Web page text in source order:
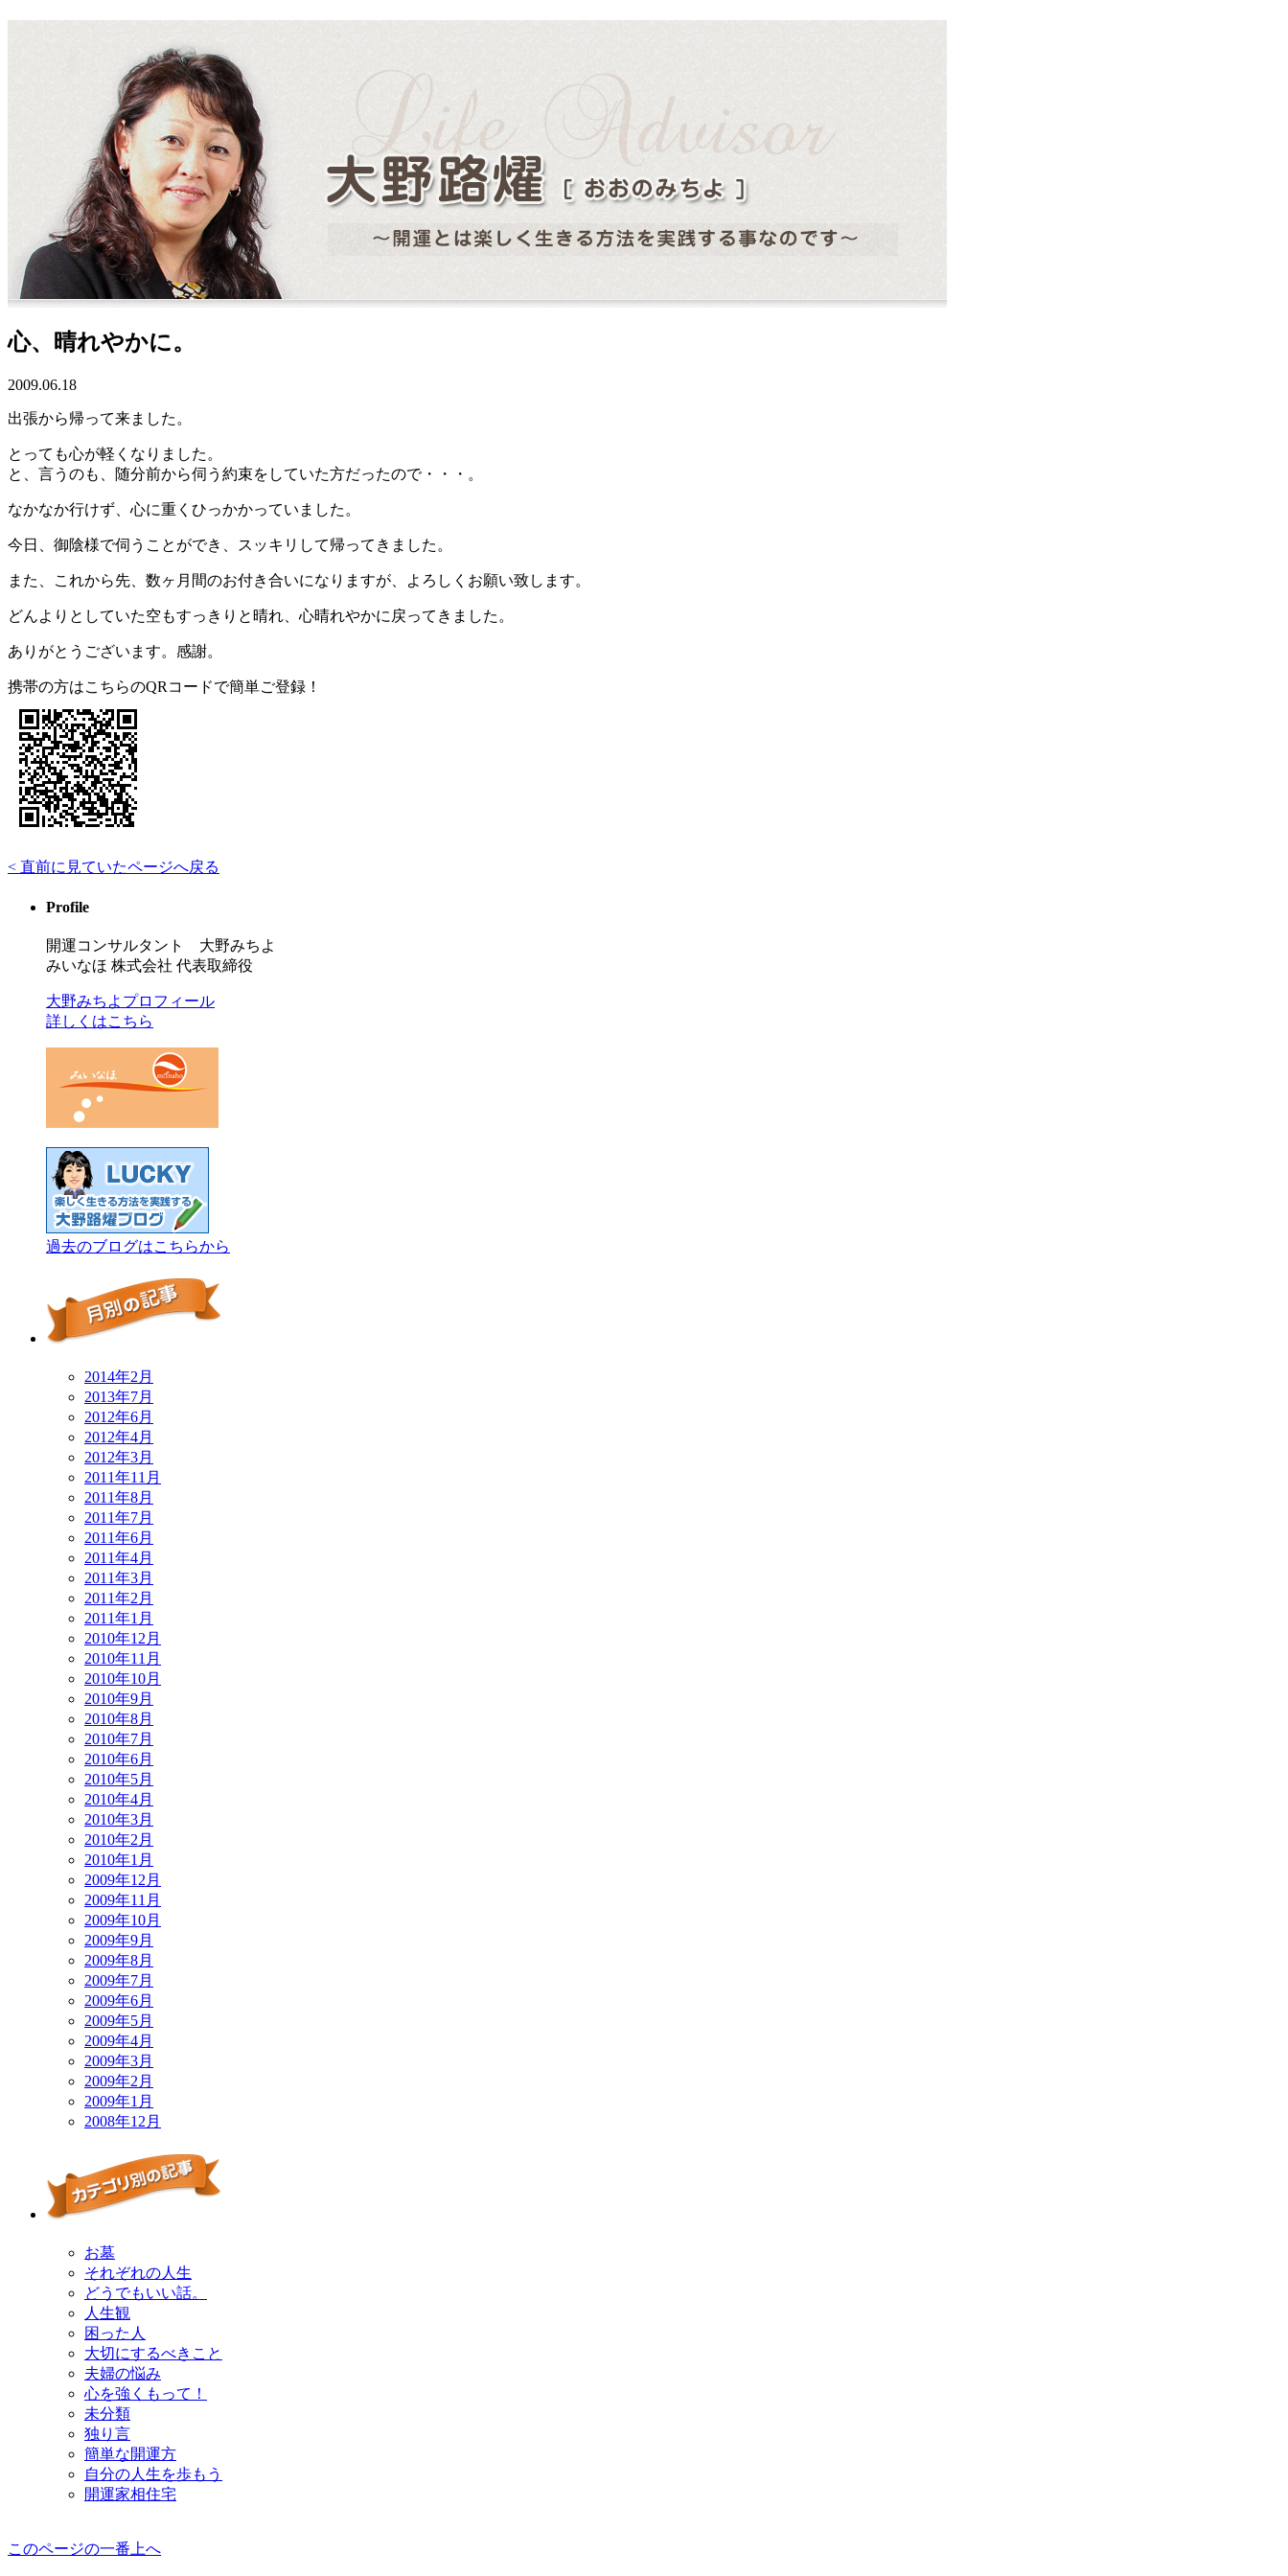
心、晴れやかに。
2009.06.18
出張から帰って来ました。
とっても心が軽くなりました。
と、言うのも、随分前から伺う約束をしていた方だったので・・・。
なかなか行けず、心に重くひっかかっていました。
今日、御陰様で伺うことができ、スッキリして帰ってきました。
また、これから先、数ヶ月間のお付き合いになりますが、よろしくお願い致します。
どんよりとしていた空もすっきりと晴れ、心晴れやかに戻ってきました。
ありがとうございます。感謝。
携帯の方はこちらのQRコードで簡単ご登録！
< 直前に見ていたページへ戻る
Profile
開運コンサルタント 大野みちよ
みいなほ 株式会社 代表取締役
大野みちよプロフィール
詳しくはこちら
過去のブログはこちらから
2014年2月
2013年7月
2012年6月
2012年4月
2012年3月
2011年11月
2011年8月
2011年7月
2011年6月
2011年4月
2011年3月
2011年2月
2011年1月
2010年12月
2010年11月
2010年10月
2010年9月
2010年8月
2010年7月
2010年6月
2010年5月
2010年4月
2010年3月
2010年2月
2010年1月
2009年12月
2009年11月
2009年10月
2009年9月
2009年8月
2009年7月
2009年6月
2009年5月
2009年4月
2009年3月
2009年2月
2009年1月
2008年12月
お墓
それぞれの人生
どうでもいい話。
人生観
困った人
大切にするべきこと
夫婦の悩み
心を強くもって！
未分類
独り言
簡単な開運方
自分の人生を歩もう
開運家相住宅
このページの一番上へ